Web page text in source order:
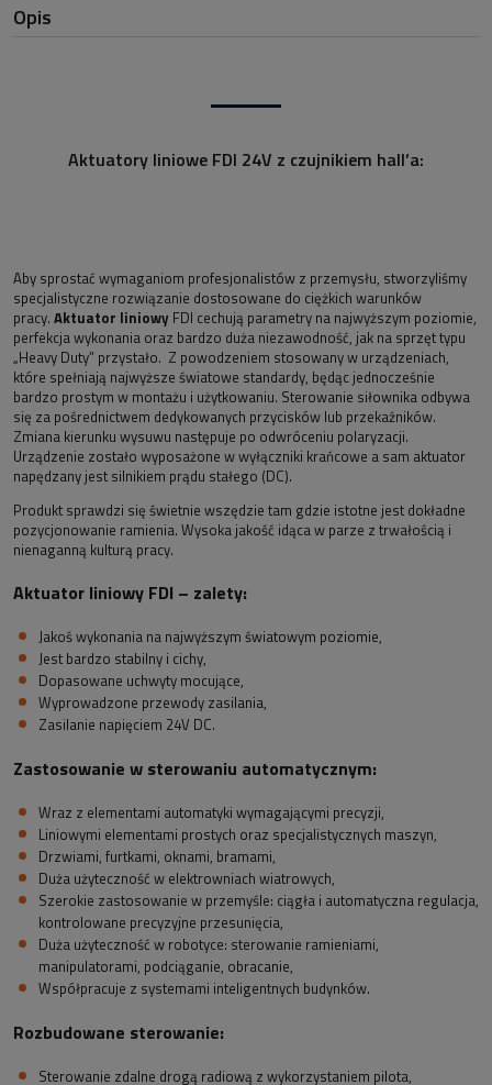
Opis
Aktuatory liniowe FDI 24V z czujnikiem hall’a:
Aby sprostać wymaganiom profesjonalistów z przemysłu, stworzyliśmy
specjalistyczne rozwiązanie dostosowane do ciężkich warunków
pracy. Aktuator liniowy FDI cechują parametry na najwyższym poziomie,
perfekcja wykonania oraz bardzo duża niezawodność, jak na sprzęt typu
„Heavy Duty” przystało. Z powodzeniem stosowany w urządzeniach,
które spełniają najwyższe światowe standardy, będąc jednocześnie
bardzo prostym w montażu i użytkowaniu. Sterowanie siłownika odbywa
się za pośrednictwem dedykowanych przycisków lub przekaźników.
Zmiana kierunku wysuwu następuje po odwróceniu polaryzacji.
Urządzenie zostało wyposażone w wyłączniki krańcowe a sam aktuator
napędzany jest silnikiem prądu stałego (DC).
Produkt sprawdzi się świetnie wszędzie tam gdzie istotne jest dokładne
pozycjonowanie ramienia. Wysoka jakość idąca w parze z trwałością i
nienaganną kulturą pracy.
Aktuator liniowy FDI – zalety:
Jakoś wykonania na najwyższym światowym poziomie,
Jest bardzo stabilny i cichy,
Dopasowane uchwyty mocujące,
Wyprowadzone przewody zasilania,
Zasilanie napięciem 24V DC.
Zastosowanie w sterowaniu automatycznym:
Wraz z elementami automatyki wymagającymi precyzji,
Liniowymi elementami prostych oraz specjalistycznych maszyn,
Drzwiami, furtkami, oknami, bramami,
Duża użyteczność w elektrowniach wiatrowych,
Szerokie zastosowanie w przemyśle: ciągła i automatyczna regulacja,
kontrolowane precyzyjne przesunięcia,
Duża użyteczność w robotyce: sterowanie ramieniami,
manipulatorami, podciąganie, obracanie,
Współpracuje z systemami inteligentnych budynków.
Rozbudowane sterowanie:
Sterowanie zdalne drogą radiową z wykorzystaniem pilota,